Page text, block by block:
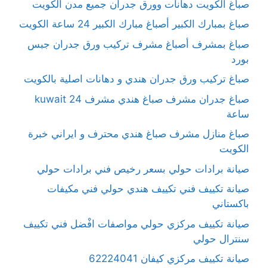
صباغ الكويت دهانات وورق جدران جميع مدن الكويت
صباغ بمبارك الكبير أصباغ مبارك الكبير 24 ساعة الكويت
صباغ بمشرف أصباغ مشرف تركيب ورق جدران جبس
بورد
صباغ تركيب ورق جدران هندي و دهانات اصلية بالكويت
صباغ جدران مشرف صباغ هندي مشرف kuwait 24
ساعة
صباغ منازل مشرف صباغ هندي محترف و ايراني خبرة
الكويت
صيانة برادات حولي بسعر رخيص فني برادات حولي
صيانة تكييف فني تكييف هندي حولي فني مكيفات
باكستاني
صيانة تكييف مركزي حولي مواصفات افْضل فني تكييف
سنترال حولي
صيانة تكييف مركزي كيفان 62224041